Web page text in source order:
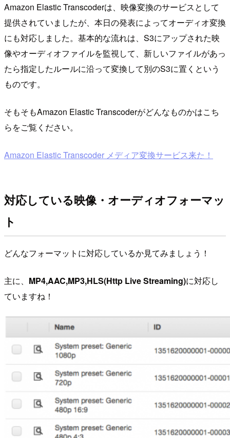
Amazon Elastic Transcoderは、映像変換のサービスとして
提供されていましたが、本日の発表によってオーディオ変換
にも対応しました。基本的な流れは、S3にアップされた映
像やオーディオファイルを監視して、新しいファイルがあっ
たら指定したルールに沿って変換して別のS3に置くという
ものです。
そもそもAmazon Elastic Transcoderがどんなものかはこち
らをご覧ください。
Amazon Elastic Transcoder メディア変換サービス来た！
対応している映像・オーディオフォーマッ
ト
どんなフォーマットに対応しているか見てみましょう！
主に、 MP4,AAC,MP3,HLS(Http Live Streaming)に対応し
ていますね！